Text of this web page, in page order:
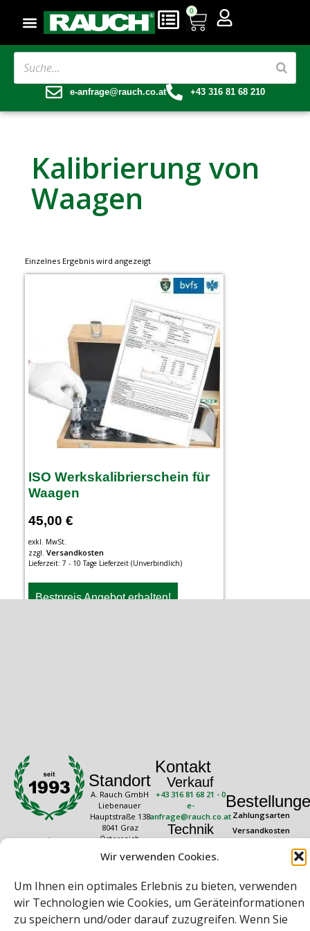
Wir verwenden Cookies.
Um Ihnen ein optimales Erlebnis zu bieten, verwenden
wir Technologien wie Cookies, um Geräteinformationen
zu speichern und/oder darauf zuzugreifen. Wenn Sie
0
e-anfrage@rauch.co.at +43 316 81 68 210
Kalibrierung von
Waagen
Einzelnes Ergebnis wird angezeigt
ISO Werkskalibrierschein für
Waagen
45,00 €
exkl. MwSt.
zzgl. Versandkosten
Lieferzeit: 7 - 10 Tage Lieferzeit (Unverbindlich)
Bestpreis Angebot erhalten!
Standort
A. Rauch GmbH
Liebenauer
Hauptstraße 138
8041 Graz
Österreich
Öffnungszeiten
16:30 Uhr
Freitag: 08:00 –
14:30 Uhr
Kontakt
Verkauf
+43 316 81 68 21 - 0
e-
anfrage@rauch.co.at
Technik
+43 316 81 68 21 -
20
technik@rauch.co.at
Zahlungsarten
Versandkosten
Rechtliches
Datenschutz
Impressum